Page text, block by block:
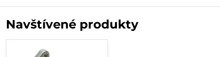
Navštívené produkty